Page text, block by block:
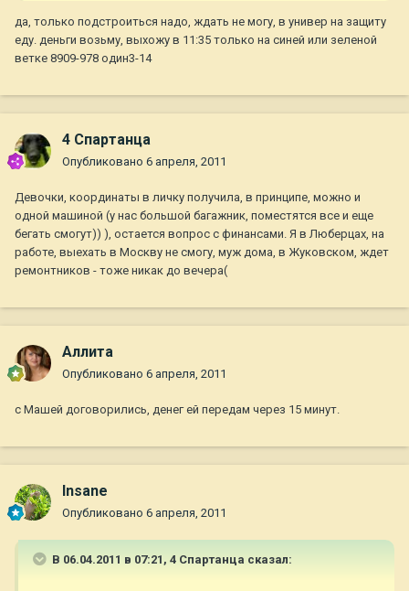
да, только подстроиться надо, ждать не могу, в универ на защиту
еду. деньги возьму, выхожу в 11:35 только на синей или зеленой
ветке 8909-978 один3-14
4 Спартанца
Опубликовано 6 апреля, 2011
Девочки, координаты в личку получила, в принципе, можно и
одной машиной (у нас большой багажник, поместятся все и еще
бегать смогут)) ), остается вопрос с финансами. Я в Люберцах, на
работе, выехать в Москву не смогу, муж дома, в Жуковском, ждет
ремонтников - тоже никак до вечера(
Аллита
Опубликовано 6 апреля, 2011
с Машей договорились, денег ей передам через 15 минут.
Insane
Опубликовано 6 апреля, 2011
В 06.04.2011 в 07:21, 4 Спартанца сказал: